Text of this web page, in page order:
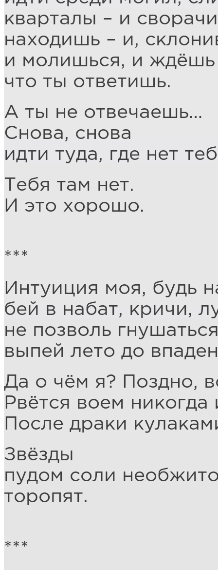
кварталы – и
находишь – и,
и молишься, и ждёшь
что ты ответишь.
А ты не отвечаешь…
Снова, снова
идти туда, где нет
Тебя там нет.
И это хорошо.
***
Интуиция моя, будь
бей в набат, кричи,
не позволь
выпей лето до
Да о чём я? Поздно,
Рвётся воем
После драки
Звёзды
пудом соли
торопят.
***